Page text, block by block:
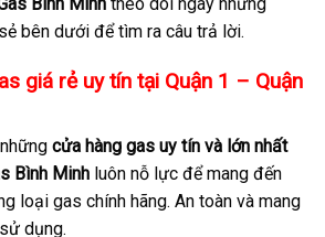
bên dưới để tìm ra câu trả lời.
giá rẻ uy tín tại Quận 1 – Quận
cửa hàng gas uy tín và lớn nhất
Bình Minh luôn nỗ lực để mang đến
loại gas chính hãng. An toàn và mang
dụng.